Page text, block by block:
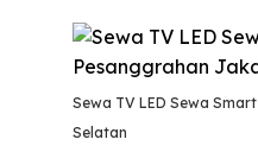
Sewa TV LED Sewa
Selatan